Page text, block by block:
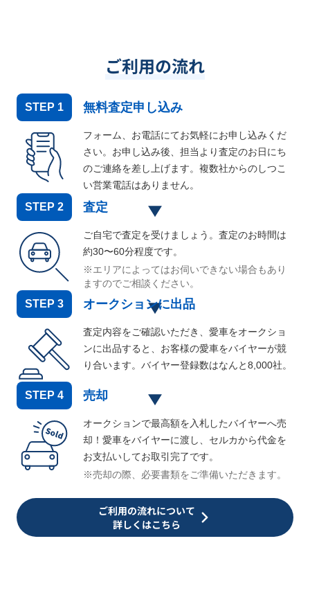
ご利用の流れ
STEP 1 無料査定申し込み
フォーム、お電話にてお気軽にお申し込みくだ
さい。お申し込み後、担当より査定のお日にち
のご連絡を差し上げます。複数社からのしつこ
い営業電話はありません。
STEP 2 査定
ご自宅で査定を受けましょう。査定のお時間は
約30〜60分程度です。
※エリアによってはお伺いできない場合もあり
ますのでご相談ください。
STEP 3 オークションに出品
査定内容をご確認いただき、愛車をオークショ
ンに出品すると、お客様の愛車をバイヤーが競
り合います。バイヤー登録数はなんと8,000社。
STEP 4 売却
オークションで最高額を入札したバイヤーへ売
却！愛車をバイヤーに渡し、セルカから代金を
お支払いしてお取引完了です。
※売却の際、必要書類をご準備いただきます。
ご利用の流れについて
詳しくはこちら